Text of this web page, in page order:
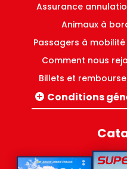
Assurance
Animaux à
Passagers à
Comment nous
Billets et
Conditions
Lignes domestiques